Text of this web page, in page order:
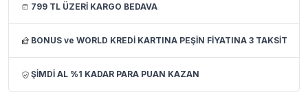
799 TL ÜZERİ KARGO BEDAVA
BONUS ve WORLD KREDİ KARTINA PEŞİN FİYATINA 3 TAKSİT
ŞİMDİ AL %1 KADAR PARA PUAN KAZAN